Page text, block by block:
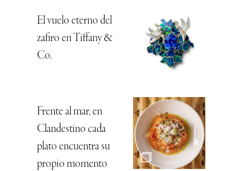
El vuelo eterno del
zafiro en Tiffany &
Co.
Frente al mar, en
Clandestino cada
plato encuentra su
propio momento